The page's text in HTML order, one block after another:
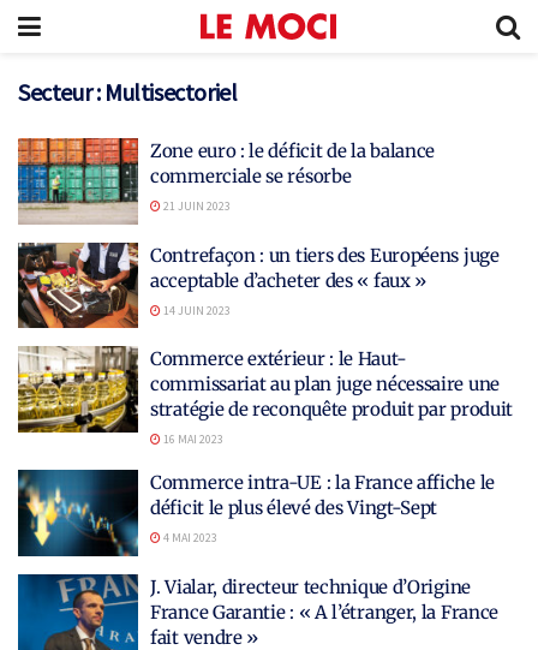
Secteur : Multisectoriel
Zone euro : le déficit de la balance
commerciale se résorbe
21 JUIN 2023
Contrefaçon : un tiers des Européens juge
acceptable d’acheter des « faux »
14 JUIN 2023
Commerce extérieur : le Haut-
commissariat au plan juge nécessaire une
stratégie de reconquête produit par produit
16 MAI 2023
Commerce intra-UE : la France affiche le
déficit le plus élevé des Vingt-Sept
4 MAI 2023
J. Vialar, directeur technique d’Origine
France Garantie : « A l’étranger, la France
fait vendre »